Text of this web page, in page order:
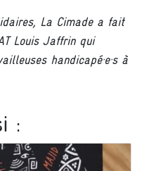
La Cimade a fait
Louis Jaffrin qui
handicapé·e·s à
: